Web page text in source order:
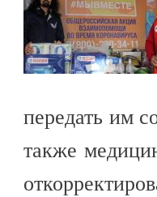
передать им
также